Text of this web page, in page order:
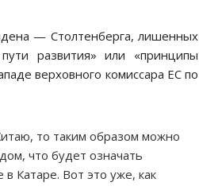
— Столтенберга, лишенных
развития» или «принципы
верховного комиссара ЕС по
то таким образом можно
что будет означать
Катаре. Вот это уже, как